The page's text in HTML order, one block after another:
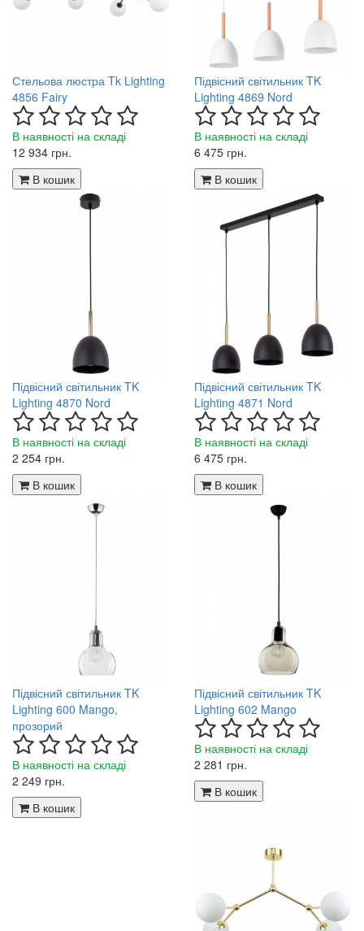
Стельова люстра Tk Lighting
4856 Fairy
В наявності на складі
12 934 грн.
В кошик
Підвісний світильник TK
Lighting 4869 Nord
В наявності на складі
6 475 грн.
В кошик
Підвісний світильник TK
Lighting 4870 Nord
В наявності на складі
2 254 грн.
В кошик
Підвісний світильник TK
Lighting 4871 Nord
В наявності на складі
6 475 грн.
В кошик
Підвісний світильник TK
Lighting 600 Mango,
прозорий
В наявності на складі
2 249 грн.
В кошик
Підвісний світильник TK
Lighting 602 Mango
В наявності на складі
2 281 грн.
В кошик